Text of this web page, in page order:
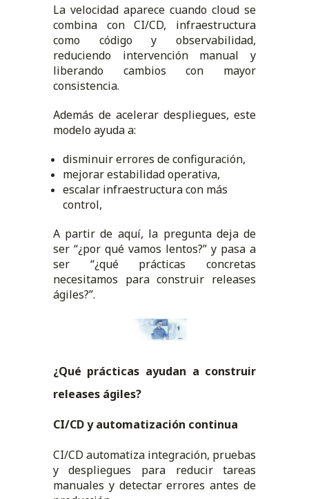
La velocidad aparece cuando cloud se
combina con CI/CD, infraestructura
como código y observabilidad,
reduciendo intervención manual y
liberando cambios con mayor
consistencia.
Además de acelerar despliegues, este
modelo ayuda a:
disminuir errores de configuración,
mejorar estabilidad operativa,
escalar infraestructura con más
control,
A partir de aquí, la pregunta deja de
ser “¿por qué vamos lentos?” y pasa a
ser “¿qué prácticas concretas
necesitamos para construir releases
ágiles?”.
¿Qué prácticas ayudan a construir
releases ágiles?
CI/CD y automatización continua
CI/CD automatiza integración, pruebas
y despliegues para reducir tareas
manuales y detectar errores antes de